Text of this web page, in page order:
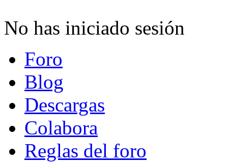
No has iniciado sesión
Foro
Blog
Descargas
Colabora
Reglas del foro